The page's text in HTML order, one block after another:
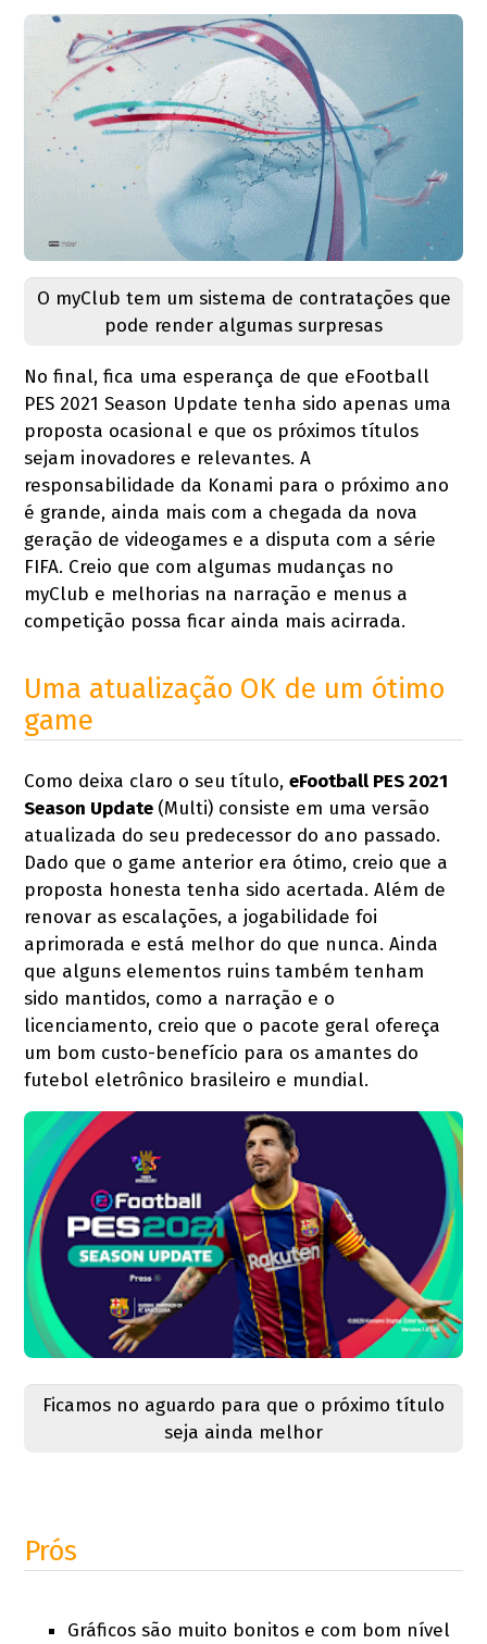
O myClub tem um sistema de contratações que
pode render algumas surpresas
No final, fica uma esperança de que eFootball
PES 2021 Season Update tenha sido apenas uma
proposta ocasional e que os próximos títulos
sejam inovadores e relevantes. A
responsabilidade da Konami para o próximo ano
é grande, ainda mais com a chegada da nova
geração de videogames e a disputa com a série
FIFA. Creio que com algumas mudanças no
myClub e melhorias na narração e menus a
competição possa ficar ainda mais acirrada.
Uma atualização OK de um ótimo
game
Como deixa claro o seu título,eFootball PES 2021
Season Update (Multi) consiste em uma versão
atualizada do seu predecessor do ano passado.
Dado que o game anterior era ótimo, creio que a
proposta honesta tenha sido acertada. Além de
renovar as escalações, a jogabilidade foi
aprimorada e está melhor do que nunca. Ainda
que alguns elementos ruins também tenham
sido mantidos, como a narração e o
licenciamento, creio que o pacote geral ofereça
um bom custo-benefício para os amantes do
futebol eletrônico brasileiro e mundial.
Ficamos no aguardo para que o próximo título
seja ainda melhor
Prós
Gráficos são muito bonitos e com bom nível